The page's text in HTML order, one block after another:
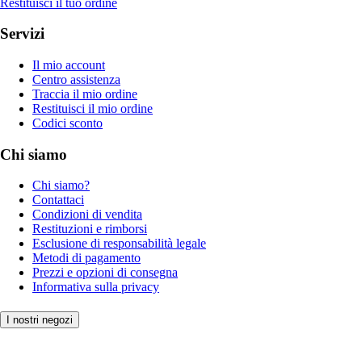
Servizi
Il mio account
Centro assistenza
Traccia il mio ordine
Restituisci il mio ordine
Codici sconto
Chi siamo
Chi siamo?
Contattaci
Condizioni di vendita
Restituzioni e rimborsi
Esclusione di responsabilità legale
Metodi di pagamento
Prezzi e opzioni di consegna
Informativa sulla privacy
I nostri negozi